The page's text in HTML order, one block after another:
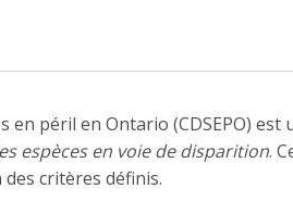
péril en Ontario (CDSEPO) est
espèces en voie de disparition.
critères définis.